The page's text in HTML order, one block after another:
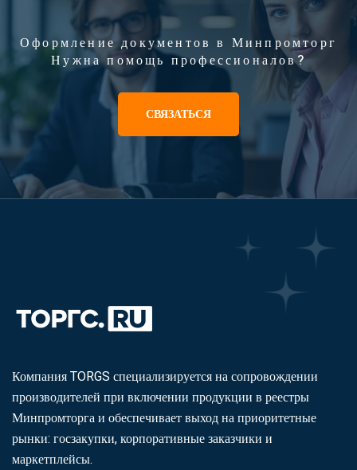
Оформление документов в Минпромторг
Нужна помощь профессионалов?
СВЯЗАТЬСЯ
Компания TORGS специализируется на сопровождении
производителей при включении продукции в реестры
Минпромторга и обеспечивает выход на приоритетные
рынки: госзакупки, корпоративные заказчики и
маркетплейсы.